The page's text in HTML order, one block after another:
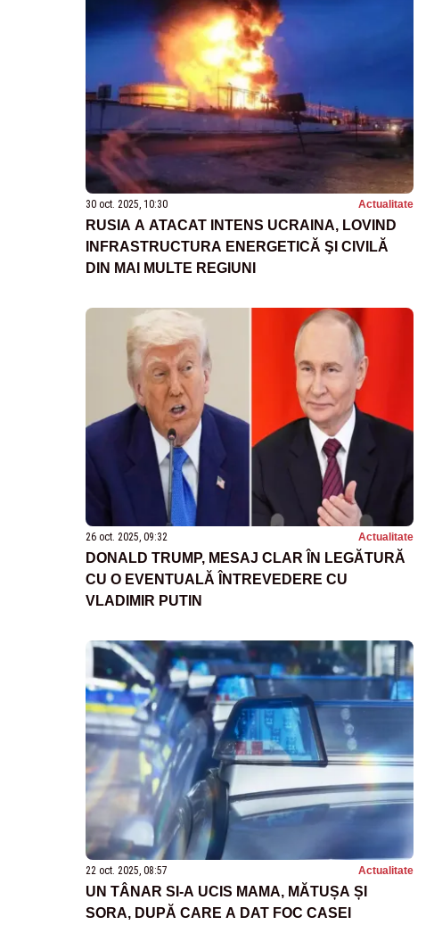
30 oct. 2025, 10:30 Actualitate
RUSIA A ATACAT INTENS UCRAINA, LOVIND
INFRASTRUCTURA ENERGETICĂ ŞI CIVILĂ
DIN MAI MULTE REGIUNI
26 oct. 2025, 09:32 Actualitate
DONALD TRUMP, MESAJ CLAR ÎN LEGĂTURĂ
CU O EVENTUALĂ ÎNTREVEDERE CU
VLADIMIR PUTIN
22 oct. 2025, 08:57 Actualitate
UN TÂNAR SI-A UCIS MAMA, MĂTUȘA ȘI
SORA, DUPĂ CARE A DAT FOC CASEI